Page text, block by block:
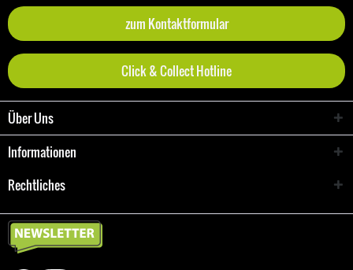
zum Kontaktformular
Click & Collect Hotline
Über Uns
Informationen
Rechtliches